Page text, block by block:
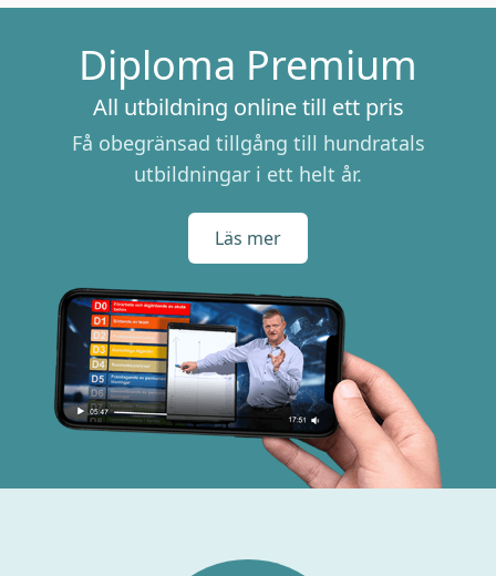
Diploma Premium
All utbildning online till ett pris
Få obegränsad tillgång till hundratals
utbildningar i ett helt år.
Läs mer